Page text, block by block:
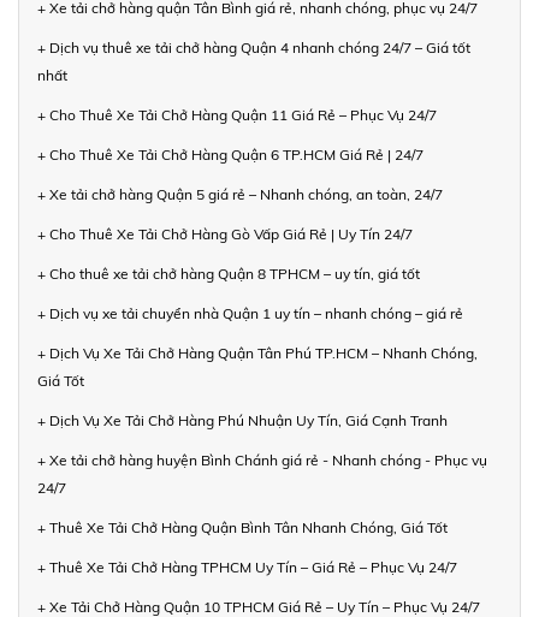
+ Xe tải chở hàng quận Tân Bình giá rẻ, nhanh chóng, phục vụ 24/7
+ Dịch vụ thuê xe tải chở hàng Quận 4 nhanh chóng 24/7 – Giá tốt
nhất
+ Cho Thuê Xe Tải Chở Hàng Quận 11 Giá Rẻ – Phục Vụ 24/7
+ Cho Thuê Xe Tải Chở Hàng Quận 6 TP.HCM Giá Rẻ | 24/7
+ Xe tải chở hàng Quận 5 giá rẻ – Nhanh chóng, an toàn, 24/7
+ Cho Thuê Xe Tải Chở Hàng Gò Vấp Giá Rẻ | Uy Tín 24/7
+ Cho thuê xe tải chở hàng Quận 8 TPHCM – uy tín, giá tốt
+ Dịch vụ xe tải chuyển nhà Quận 1 uy tín – nhanh chóng – giá rẻ
+ Dịch Vụ Xe Tải Chở Hàng Quận Tân Phú TP.HCM – Nhanh Chóng,
Giá Tốt
+ Dịch Vụ Xe Tải Chở Hàng Phú Nhuận Uy Tín, Giá Cạnh Tranh
+ Xe tải chở hàng huyện Bình Chánh giá rẻ - Nhanh chóng - Phục vụ
24/7
+ Thuê Xe Tải Chở Hàng Quận Bình Tân Nhanh Chóng, Giá Tốt
+ Thuê Xe Tải Chở Hàng TPHCM Uy Tín – Giá Rẻ – Phục Vụ 24/7
+ Xe Tải Chở Hàng Quận 10 TPHCM Giá Rẻ – Uy Tín – Phục Vụ 24/7